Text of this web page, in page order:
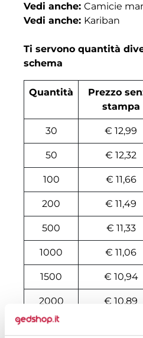
Vedi anche: Camicie
Vedi anche: Kariban
Ti servono quantità
schema
Quantità
Prezzo
stampa
30 € 12,99
50 € 12,32
100 € 11,66
200 € 11,49
500 € 11,33
1000 € 11,06
1500 € 10,94
2000 € 10,89
3000